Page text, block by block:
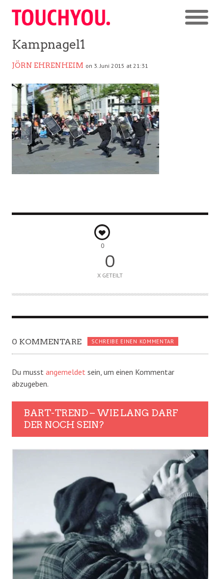
Kampnagel1
JÖRN EHRENHEIM on 3. Juni 2015 at 21:31
0
0
X GETEILT
0 KOMMENTARE SCHREIBE EINEN KOMMENTAR
Du musst angemeldet sein, um einen Kommentar
abzugeben.
BART-TREND – WIE LANG DARF
DER NOCH SEIN?